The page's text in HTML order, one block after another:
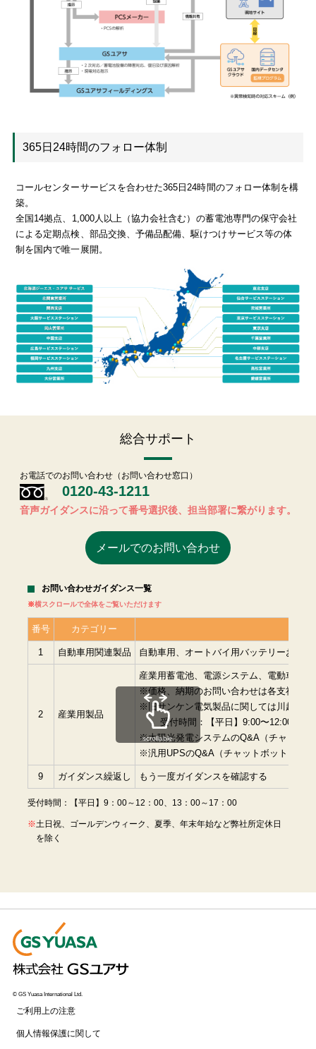
365日24時間のフォロー体制
コールセンターサービスを合わせた365日24時間のフォロー体制を構
築。
全国14拠点、1,000人以上（協力会社含む）の蓄電池専門の保守会社
による定期点検、部品交換、予備品配備、駆けつけサービス等の体
制を国内で唯一展開。
総合サポート
お電話でのお問い合わせ（お問い合わせ窓口）
0120-43-1211
音声ガイダンスに沿って番号選択後、担当部署に繋がります。
メールでのお問い合わせ
お問い合わせガイダンス一覧
横スクロールで全体をご覧いただけます
番号 カテゴリー
1 自動車用関連製品 自動車用、オートバイ用バッテリーおよ
2 産業用製品
産業用蓄電池、電源システム、電動車両
※価格、納期のお問い合わせは各支社に
※旧サンケン電気製品に関しては川越事業
受付時間：【平日】9:00〜12:00、
※太陽光発電システムのQ&A（チャット
※汎用UPSのQ&A（チャットボット）は
9 ガイダンス繰返し もう一度ガイダンスを確認する
受付時間：【平日】9：00～12：00、13：00～17：00
scrollable
土日祝、ゴールデンウィーク、夏季、年末年始など弊社所定休日
を除く
© GS Yuasa International Ltd.
ご利用上の注意
個人情報保護に関して